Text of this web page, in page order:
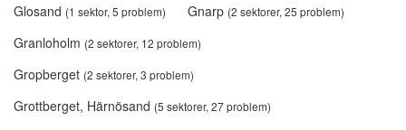
Glosand (1 sektor, 5 problem) Gnarp (2 sektorer, 25 problem)
Granloholm (2 sektorer, 12 problem)
Gropberget (2 sektorer, 3 problem)
Grottberget, Härnösand (5 sektorer, 27 problem)